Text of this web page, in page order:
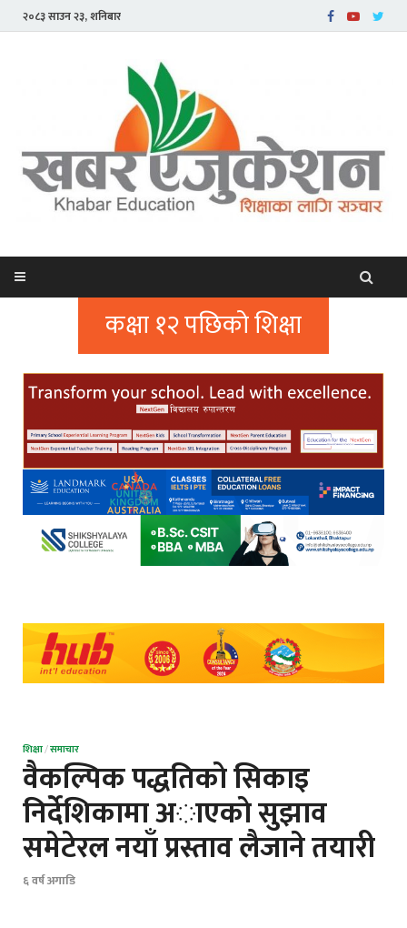
२०८३ साउन २३, शनिबार
कक्षा १२ पछिको शिक्षा
शिक्षा/समाचार
वैकल्पिक पद्धतिकाे सिकाइ
निर्देशिकामा अाएकाे सुझाव
समेटेरल नयाँ प्रस्ताव लैजाने तयारी
६ वर्ष अगाडि